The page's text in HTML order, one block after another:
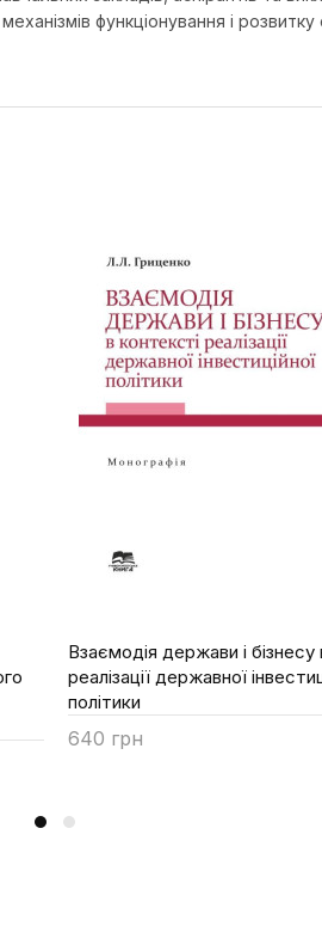
функціонування і розвитку
Взаємодія держави і бізнесу
реалізації державної
політики
640 грн